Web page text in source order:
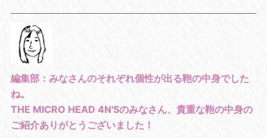
編集部：みなさんのそれぞれ個性が出る鞄の中身でした
ね。
THE MICRO HEAD 4N'Sのみなさん、貴重な鞄の中身の
ご紹介ありがとうございました！